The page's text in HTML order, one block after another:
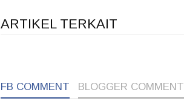
ARTIKEL TERKAIT
FB COMMENT BLOGGER COMMENT